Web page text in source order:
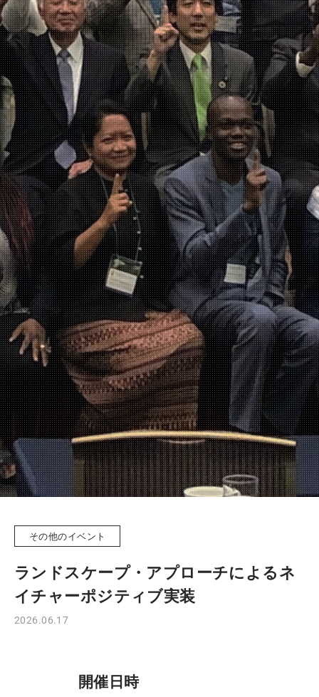
その他のイベント
ランドスケープ・アプローチによるネ
イチャーポジティブ実装
2026.06.17
開催日時